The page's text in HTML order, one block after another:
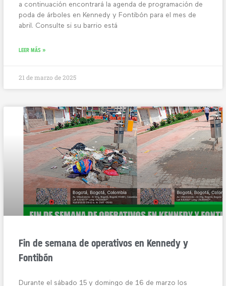
a continuación encontrará la agenda de programación de
poda de árboles en Kennedy y Fontibón para el mes de
abril. Consulte si su barrio está
LEER MÁS »
21 de marzo de 2025
Fin de semana de operativos en Kennedy y
Fontibón
Durante el sábado 15 y domingo de 16 de marzo los